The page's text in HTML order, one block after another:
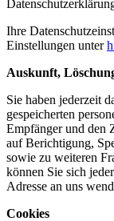
Ihre
Einstellungen unter
Auskunft,
Sie haben jederzeit
gespeicherten
Empfänger und den
auf Berichtigung,
sowie zu weiteren
können Sie sich
Adresse an uns
Cookies